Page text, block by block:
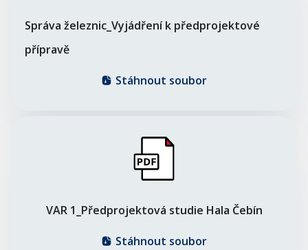
Správa železnic_Vyjádření k předprojektové
přípravě
Stáhnout soubor
VAR 1_Předprojektová studie Hala Čebín
Stáhnout soubor